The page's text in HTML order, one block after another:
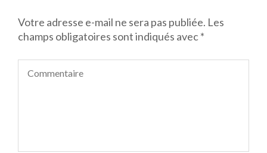
Votre adresse e-mail ne sera pas publiée. Les
champs obligatoires sont indiqués avec*